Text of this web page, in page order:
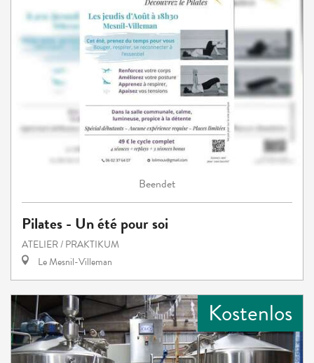
Beendet
Pilates - Un été pour soi
ATELIER / PRAKTIKUM
Le Mesnil-Villeman
Kostenlos